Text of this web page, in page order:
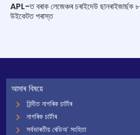
APL-ত বৰাক লেজেঞ্চৰ চৰাইদেউ ছানৰাইজাৰ্ছক ৮
উইকেটত পৰাস্ত
আমাৰ বিষয়ে
হিন্দীত নাগৰিক চাৰ্টাৰ
নাগৰিক চাৰ্টাৰ
সৰ্বভাৰতীয় ৰেডিঅ’ সংহিতা